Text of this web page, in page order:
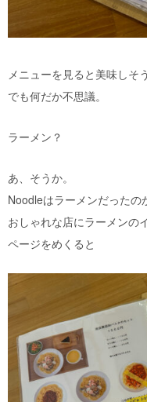
メニューを見ると美味しそ
でも何だか不思議。
ラーメン？
あ、そうか。
Noodleはラーメンだったの
おしゃれな店にラーメンの
ページをめくると